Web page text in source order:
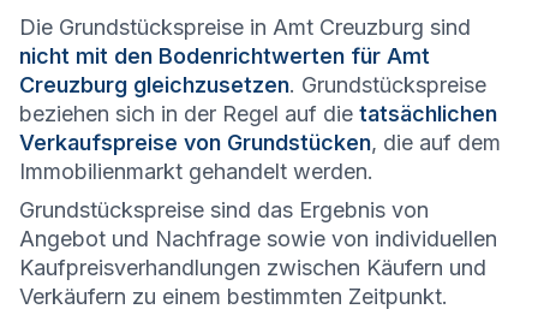
Die Grundstückspreise in Amt Creuzburg sind
nicht mit den Bodenrichtwerten für Amt
Creuzburg gleichzusetzen. Grundstückspreise
beziehen sich in der Regel auf die tatsächlichen
Verkaufspreise von Grundstücken, die auf dem
Immobilienmarkt gehandelt werden.
Grundstückspreise sind das Ergebnis von
Angebot und Nachfrage sowie von individuellen
Kaufpreisverhandlungen zwischen Käufern und
Verkäufern zu einem bestimmten Zeitpunkt.